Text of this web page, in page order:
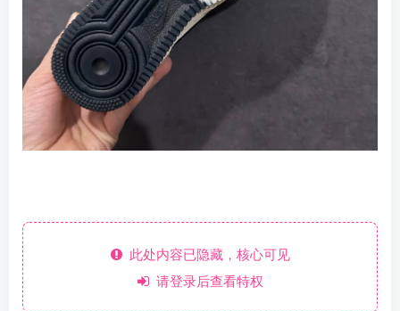
此处内容已隐藏，核心可见
请登录后查看特权